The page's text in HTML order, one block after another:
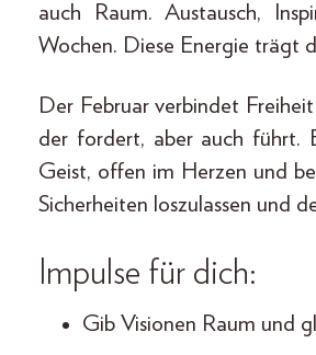
auch Raum. Austausch,
Wochen. Diese Energie trägt
Der Februar verbindet
der fordert, aber auch führt.
Geist, offen im Herzen und
Sicherheiten loszulassen und
Impulse für dich:
Gib Visionen Raum und